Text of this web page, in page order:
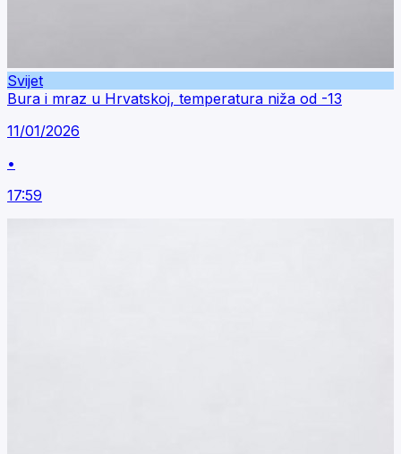
Svijet
Bura i mraz u Hrvatskoj, temperatura niža od -13
11/01/2026
•
17:59